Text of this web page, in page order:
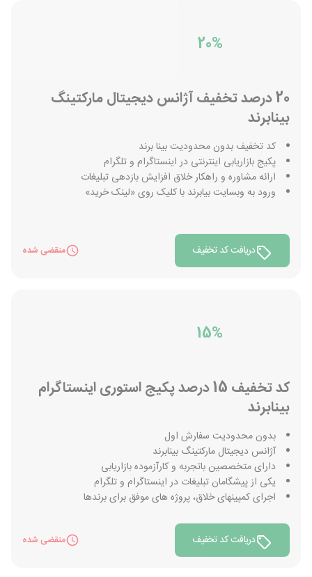
20%
20 درصد تخفیف آژانس دیجیتال مارکتینگ
بینابرند
کد تخفیف بدون محدودیت بینا برند
پکیج بازاریابی اینترنتی در اینستاگرام و تلگرام
ارائه مشاوره و راهکار خلاق افزایش بازدهی تبلیغات
ورود به وبسایت بیابرند با کلیک روی «لینک خرید»
دریافت کد تخفیف منقضی شده
15%
کد تخفیف 15 درصد پکیج استوری اینستاگرام
بینابرند
بدون محدودیت سفارش اول
آژانس دیجیتال مارکتینگ بینابرند
دارای متخصصین باتجربه و کارآزموده بازاریابی
یکی از پیشگامان تبلیغات در اینستاگرام و تلگرام
اجرای کمپینهای خلاق، پروژه های موفق برای برندها
دریافت کد تخفیف منقضی شده